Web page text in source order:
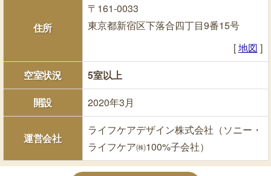
住所
〒161-0033
東京都新宿区下落合四丁目9番15号
[地図 ]
空室状況
5室以上
開設
2020年3月
運営会社
ライフケアデザイン株式会社（ソニー・
ライフケア㈱100%子会社）